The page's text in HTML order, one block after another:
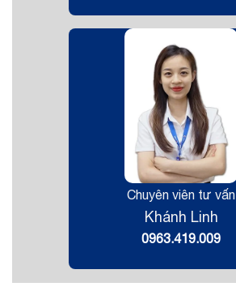
Chuyên viên tư vấn
Khánh Linh
0963.419.009